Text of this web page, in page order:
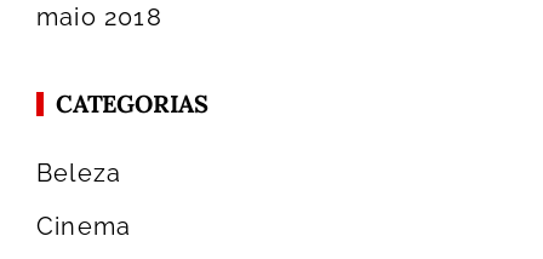
maio 2018
CATEGORIAS
Beleza
Cinema